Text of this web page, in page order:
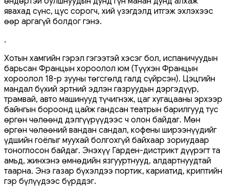
явахад сүнс, цус сорогч, хий үзэгдэлд итгэж эхлэхээс
өөр аргагүй болдог гэнэ.
.
Хотын хамгийн гэрэл гэгээтэй хэсэг бол, испаничуудын
барьсан Францын хороолол юм (Түүхэн Францын
хороолол 18-р зууны төгсгөлд галд сүйрсэн). Цэцгийн
мандал бүхий эртний эдлэн газруудын дэргэдүүр,
трамвай, авто машинууд түчигнэж, цаг хугацааны эрхээр
байнгын бороонд цайж гандсан театрын барилгууд тус
өргөн чөлөөнд дэлгүүрүүдээс ч олон байдаг. Мөн
өргөн чөлөөний вандан сандал, кофены ширээнүүдийг
үдшийн гоёлыг муухай болгохгүй байхаар зориудаар
тоноглосон байдаг. Энэхүү Гарден-дистрикт дүүрэгт та
амьд, жинхэнэ өмнөдийн язгууртнууд, алдартнуудтай
таарна. Энэ газар бүхэлдээ портик, кариатид, криптийн
гэр бүлүүдээс бүрддэг.